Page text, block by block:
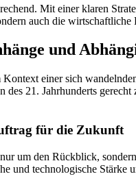
Mit einer klaren
auch die
und
einer sich
des 21. Jahrhunderts
für die Zukunft
um den Rückblick,
und technologische Stärke